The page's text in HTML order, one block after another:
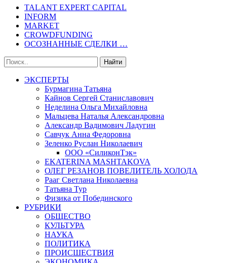
TALANT EXPERT CAPITAL
INFORM
MARKET
CROWDFUNDING
ОСОЗНАННЫЕ СДЕЛКИ …
ЭКСПЕРТЫ
Бурмагина Татьяна
Кайнов Сергей Станиславович
Неделина Ольга Михайловна
Мальцева Наталья Александровна
Александр Вадимович Ладугин
Савчук Анна Федоровна
Зеленко Руслан Николаевич
ООО «СиликонТэк»
EKATERINA MASHTAKOVA
ОЛЕГ РЕЗАНОВ ПОВЕЛИТЕЛЬ ХОЛОДА
Рааг Светлана Николаевна
Татьяна Тур
Физика от Побединского
РУБРИКИ
ОБЩЕСТВО
КУЛЬТУРА
НАУКА
ПОЛИТИКА
ПРОИСШЕСТВИЯ